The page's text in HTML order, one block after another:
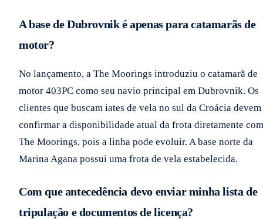
A base de Dubrovnik é apenas para catamarãs de
motor?
No lançamento, a The Moorings introduziu o catamarã de
motor 403PC como seu navio principal em Dubrovnik. Os
clientes que buscam iates de vela no sul da Croácia devem
confirmar a disponibilidade atual da frota diretamente
The Moorings, pois a linha pode evoluir. A base norte da
Marina Agana possui uma frota de vela estabelecida.
Com que antecedência devo enviar minha lista de
tripulação e documentos de licença?